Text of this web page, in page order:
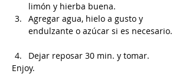
limón y hierba buena.
Agregar agua, hielo a gusto y
endulzante o azúcar si es necesario.
Dejar reposar 30 min. y tomar.
Enjoy.